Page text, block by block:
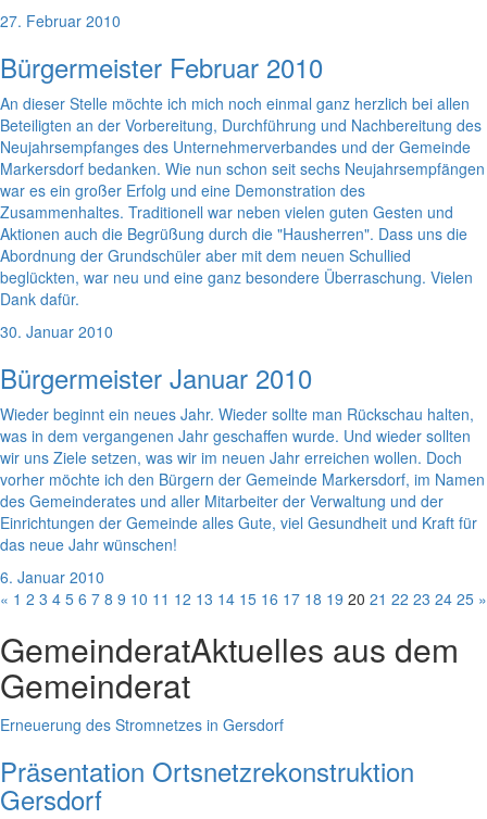
27. Februar 2010
Bürgermeister Februar 2010
An dieser Stelle möchte ich mich noch einmal ganz herzlich bei allen
Beteiligten an der Vorbereitung, Durchführung und Nachbereitung des
Neujahrsempfanges des Unternehmerverbandes und der Gemeinde
Markersdorf bedanken. Wie nun schon seit sechs Neujahrsempfängen
war es ein großer Erfolg und eine Demonstration des
Zusammenhaltes. Traditionell war neben vielen guten Gesten und
Aktionen auch die Begrüßung durch die "Hausherren". Dass uns die
Abordnung der Grundschüler aber mit dem neuen Schullied
beglückten, war neu und eine ganz besondere Überraschung. Vielen
Dank dafür.
30. Januar 2010
Bürgermeister Januar 2010
Wieder beginnt ein neues Jahr. Wieder sollte man Rückschau halten,
was in dem vergangenen Jahr geschaffen wurde. Und wieder sollten
wir uns Ziele setzen, was wir im neuen Jahr erreichen wollen. Doch
vorher möchte ich den Bürgern der Gemeinde Markersdorf, im Namen
des Gemeinderates und aller Mitarbeiter der Verwaltung und der
Einrichtungen der Gemeinde alles Gute, viel Gesundheit und Kraft für
das neue Jahr wünschen!
6. Januar 2010
« 1 2 3 4 5 6 7 8 9 10 11 12 13 14 15 16 17 18 19 20 21 22 23 24 25 »
GemeinderatAktuelles aus dem
Gemeinderat
Erneuerung des Stromnetzes in Gersdorf
Präsentation Ortsnetzrekonstruktion
Gersdorf